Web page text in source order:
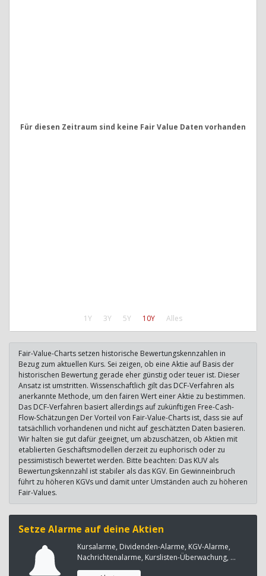
1Y 3Y 5Y 10Y Alles
Für diesen Zeitraum sind keine Fair Value Daten vorhanden
Fair-Value-Charts setzen historische Bewertungskennzahlen in
Bezug zum aktuellen Kurs. Sei zeigen, ob eine Aktie auf Basis der
historischen Bewertung gerade eher günstig oder teuer ist. Dieser
Ansatz ist umstritten. Wissenschaftlich gilt das DCF-Verfahren als
anerkannte Methode, um den fairen Wert einer Aktie zu bestimmen.
Das DCF-Verfahren basiert allerdings auf zukünftigen Free-Cash-
Flow-Schätzungen Der Vorteil von Fair-Value-Charts ist, dass sie auf
tatsächllich vorhandenen und nicht auf geschätzten Daten basieren.
Wir halten sie gut dafür geeignet, um abzuschätzen, ob Aktien mit
etablierten Geschäftsmodellen derzeit zu euphorisch oder zu
pessimistisch bewertet werden. Bitte beachten: Das KUV als
Bewertungskennzahl ist stabiler als das KGV. Ein Gewinneinbruch
führt zu höheren KGVs und damit unter Umständen auch zu höheren
Fair-Values.
Setze Alarme auf deine Aktien
Kursalarme, Dividenden-Alarme, KGV-Alarme,
Nachrichtenalarme, Kurslisten-Überwachung, ...